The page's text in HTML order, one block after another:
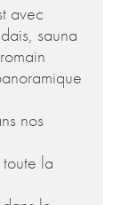
avec
sauna
nos
la